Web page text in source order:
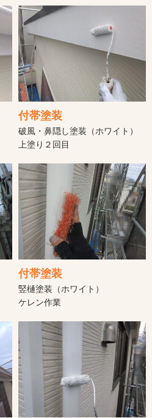
付帯塗装
破風・鼻隠し塗装（ホワイト）
上塗り２回目
付帯塗装
竪樋塗装（ホワイト）
ケレン作業